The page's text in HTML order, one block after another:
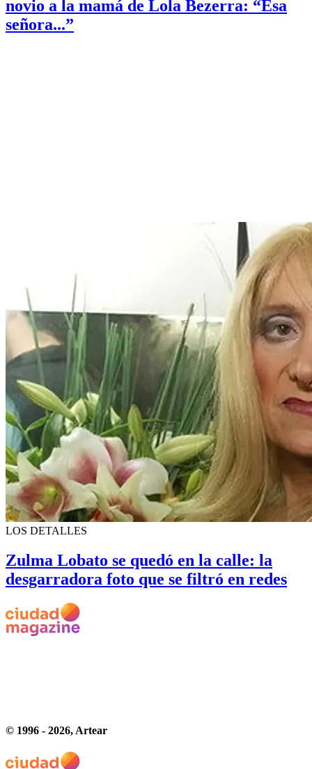
novio a la mamá de Lola Bezerra: “Esa
señora...”
LOS DETALLES
Zulma Lobato se quedó en la calle: la
desgarradora foto que se filtró en redes
© 1996 - 2026, Artear